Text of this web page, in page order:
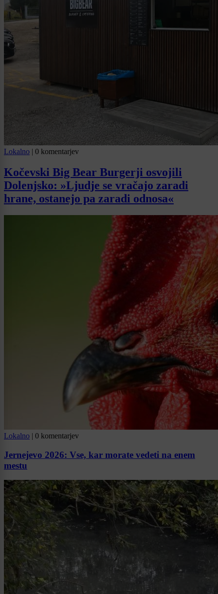
Lokalno | 0 komentarjev
Kočevski Big Bear Burgerji osvojili
Dolenjsko: »Ljudje se vračajo zaradi
hrane, ostanejo pa zaradi odnosa«
Lokalno | 0 komentarjev
Jernejevo 2026: Vse, kar morate vedeti na enem
mestu